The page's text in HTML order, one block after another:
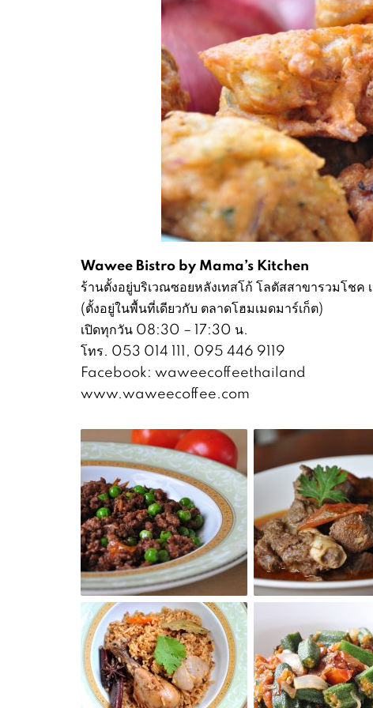
Wawee Bistro by Mama’s Kitchen
ร้านตั้งอยู่บริเวณซอยหลังเทสโก้ โลตัสสาขารวมโช
(ตั้งอยู่ในพื้นที่เดียวกับ ตลาดโฮมเมดมาร์เก็ต)
เปิดทุกวัน 08:30 – 17:30 น.
โทร. 053 014 111, 095 446 9119
Facebook: waweecoffeethailand
www.waweecoffee.com